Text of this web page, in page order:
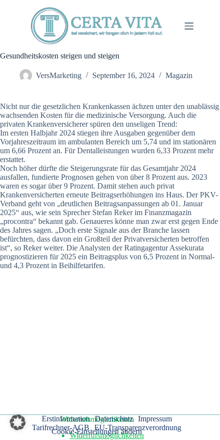
Gesundheitskosten steigen und steigen
VersMarketing September 16, 2024 Magazin
Nicht nur die gesetzlichen Krankenkassen ächzen unter den unablässig
wachsenden Kosten für die medizinische Versorgung. Auch die
privaten Krankenversicherer spüren den unseligen Trend:
Im ersten Halbjahr 2024 stiegen ihre Ausgaben gegenüber dem
Vorjahreszeitraum im ambulanten Bereich um 5,74 und im stationären
um 6,66 Prozent an. Für Dentalleistungen wurden 6,33 Prozent mehr
erstattet.
Noch höher dürfte die Steigerungsrate für das Gesamtjahr 2024
ausfallen, fundierte Prognosen gehen von über 8 Prozent aus. 2023
waren es sogar über 9 Prozent. Damit stehen auch privat
Krankenversicherten erneute Beitragserhöhungen ins Haus. Der PKV-
Verband geht von „deutlichen Beitragsanpassungen ab 01. Januar
2025“ aus, wie sein Sprecher Stefan Reker im Finanzmagazin
„procontra“ bekannt gab. Genaueres könne man zwar erst gegen Ende
des Jahres sagen. „Doch erste Signale aus der Branche lassen
befürchten, dass davon ein Großteil der Privatversicherten betroffen
ist“, so Reker weiter. Die Analysten der Ratingagentur Assekurata
prognostizieren für 2025 ein Beitragsplus von 6,5 Prozent in Normal-
und 4,3 Prozent in Beihilfetarifen.
Erstinformation Datenschutz
Impressum
Tarifrechner-AGB
EU-Transparenzverordnung
Widerrufsmöglichkeiten
Widerrufsmöglichkeiten
Cookie-Einstellungen ändern